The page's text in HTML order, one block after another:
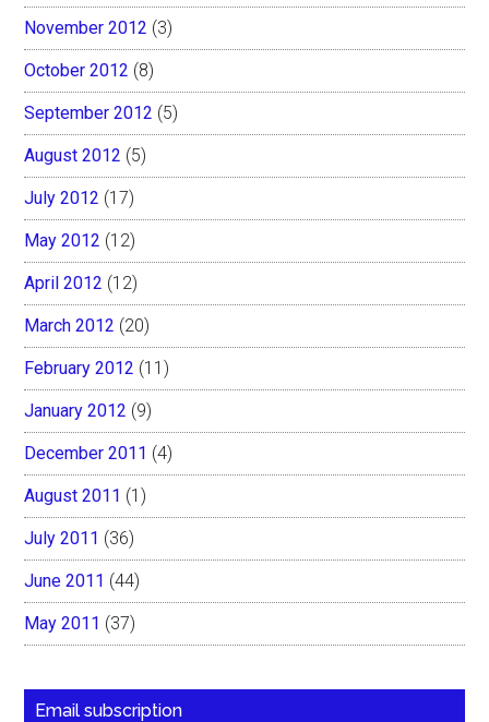
November 2012 (3)
October 2012 (8)
September 2012 (5)
August 2012 (5)
July 2012 (17)
May 2012 (12)
April 2012 (12)
March 2012 (20)
February 2012 (11)
January 2012 (9)
December 2011 (4)
August 2011 (1)
July 2011 (36)
June 2011 (44)
May 2011 (37)
Email subscription